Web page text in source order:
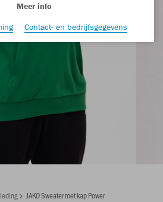
JAKO Sweater met kap Power
Meer info
Contact- en bedrijfsgegevens